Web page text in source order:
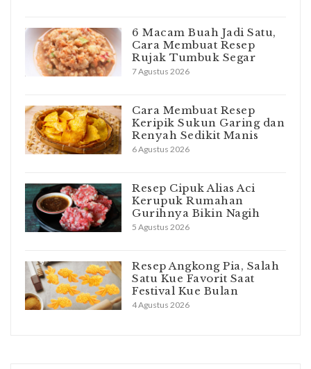
6 Macam Buah Jadi Satu,
Cara Membuat Resep
Rujak Tumbuk Segar
7 Agustus 2026
Cara Membuat Resep
Keripik Sukun Garing dan
Renyah Sedikit Manis
6 Agustus 2026
Resep Cipuk Alias Aci
Kerupuk Rumahan
Gurihnya Bikin Nagih
5 Agustus 2026
Resep Angkong Pia, Salah
Satu Kue Favorit Saat
Festival Kue Bulan
4 Agustus 2026